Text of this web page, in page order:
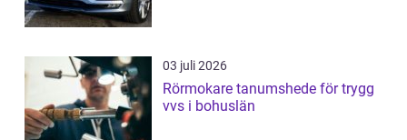
03 juli 2026
Rörmokare tanumshede för trygg
vvs i bohuslän